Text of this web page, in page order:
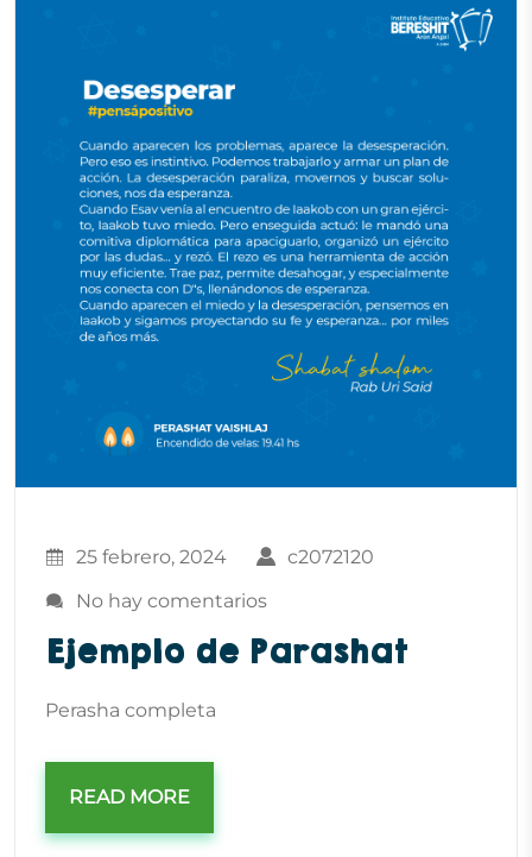
25 febrero, 2024
c2072120
No hay comentarios
Ejemplo de Parashat
Perasha completa
READ MORE